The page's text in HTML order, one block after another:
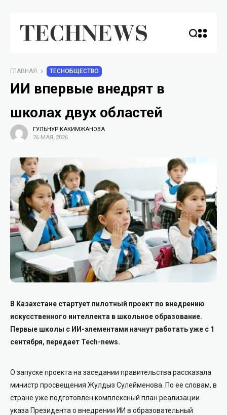
ГЛАВНАЯ TECHОБЩЕСТВО
ИИ впервые внедрят в
школах двух областей
ГУЛЬНУР КАКИМЖАНОВА
26 МАЯ, 2026
В Казахстане стартует пилотный проект по внедрению
искусственного интеллекта в школьное образование.
Первые школы с ИИ-элементами начнут работать уже с 1
сентября, передает Tech-news.
О запуске проекта на заседании правительства рассказала
министр просвещения Жулдыз Сулейменова. По ее словам, в
стране уже подготовлен комплексный план реализации
указа Президента о внедрении ИИ в образовательный